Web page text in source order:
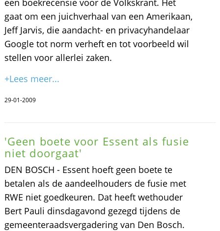
een boekrecensie voor de Volkskrant. Het
gaat om een juichverhaal van een Amerikaan,
Jeff Jarvis, die aandacht- en privacyhandelaar
Google tot norm verheft en tot voorbeeld wil
stellen voor allerlei zaken.
+Lees meer...
29-01-2009
'Geen boete voor Essent als fusie
niet doorgaat'
DEN BOSCH - Essent hoeft geen boete te
betalen als de aandeelhouders de fusie met
RWE niet goedkeuren. Dat heeft wethouder
Bert Pauli dinsdagavond gezegd tijdens de
gemeenteraadsvergadering van Den Bosch.